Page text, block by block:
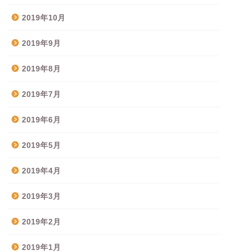
2019年10月
2019年9月
2019年8月
2019年7月
2019年6月
2019年5月
2019年4月
2019年3月
2019年2月
2019年1月